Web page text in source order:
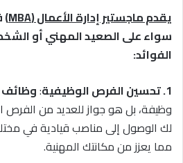
يقدم ماجستير إدارة الأعمال (MBA)
سواء على الصعيد المهني أو
الفوائد:
1. تحسين الفرص الوظيفية
:وظائف
وظيفة، بل هو جواز للعديد من الفرص
لك الوصول إلى مناصب قيادية في
مما يعزز من مكانتك المهنية.